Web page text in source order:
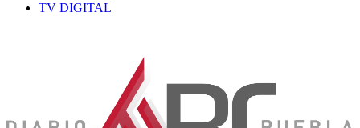
TV DIGITAL